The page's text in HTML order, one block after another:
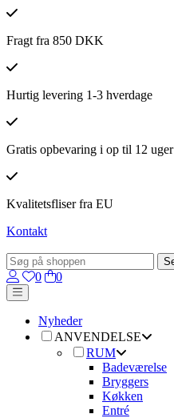
Fragt fra 850 DKK
Hurtig levering 1-3 hverdage
Gratis opbevaring i op til 12 uger
Kvalitetsfliser fra EU
Kontakt
0 0
Nyheder
ANVENDELSE
RUM
Badeværelse
Bryggers
Køkken
Entré